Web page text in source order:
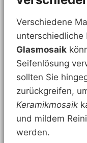
Verschiedene
unterschiedliche
Glasmosaik
Seifenlösung
sollten Sie
zurückgreifen,
Keramikmosaik
und mildem
werden.